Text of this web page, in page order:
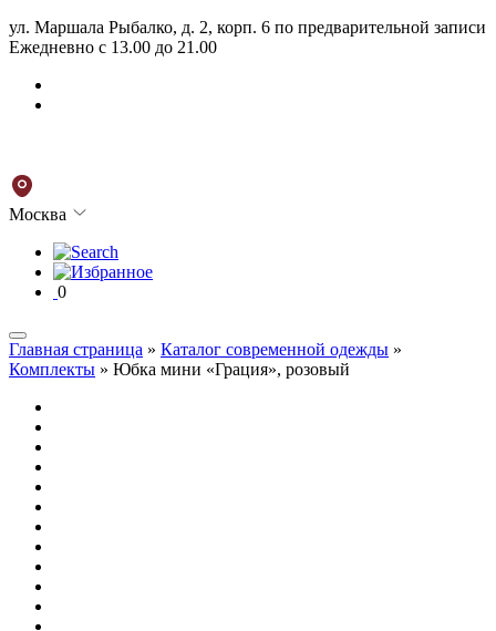
ул. Маршала Рыбалко, д. 2, корп. 6 по предварительной записи
Ежедневно с 13.00 до 21.00
Москва
0
Главная страница » Каталог современной одежды »
Комплекты » Юбка мини «Грация», розовый